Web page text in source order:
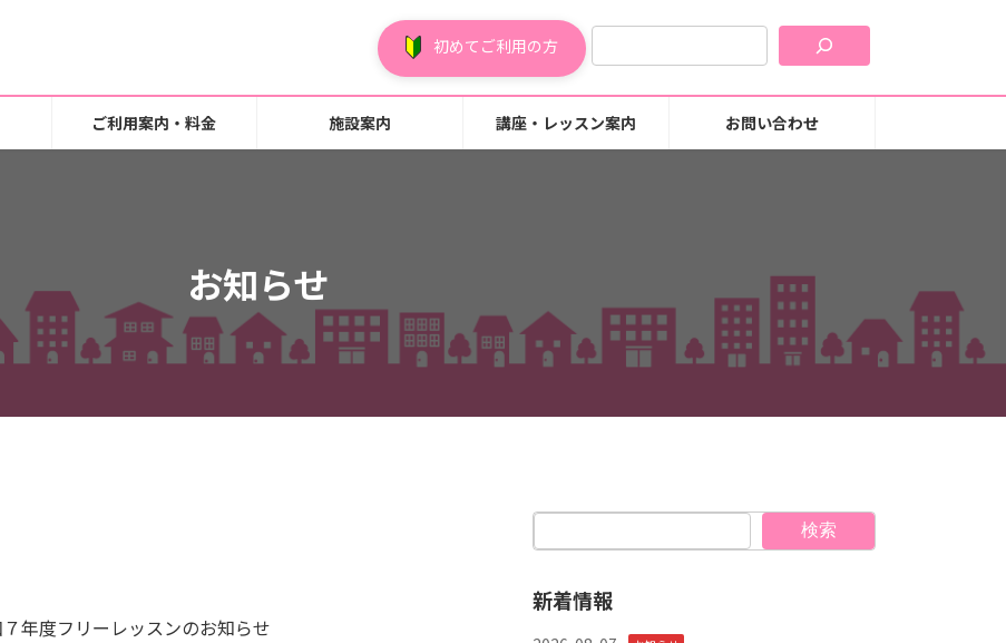
初めてご利用の方
ご利用案内・料金 施設案内 講座・レッスン案内 お問い合わせ
お知らせ
年度フリーレッスンのお知らせ
検索
新着情報